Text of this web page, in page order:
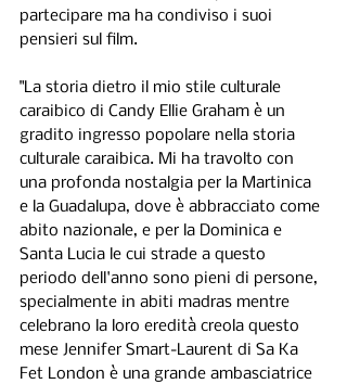
partecipare ma ha condiviso i suoi
pensieri sul film.
"La storia dietro il mio stile culturale
caraibico di Candy Ellie Graham è un
gradito ingresso popolare nella storia
culturale caraibica. Mi ha travolto con
una profonda nostalgia per la Martinica
e la Guadalupa, dove è abbracciato come
abito nazionale, e per la Dominica e
Santa Lucia le cui strade a questo
periodo dell'anno sono pieni di persone,
specialmente in abiti madras mentre
celebrano la loro eredità creola questo
mese Jennifer Smart-Laurent di Sa Ka
Fet London è una grande ambasciatrice